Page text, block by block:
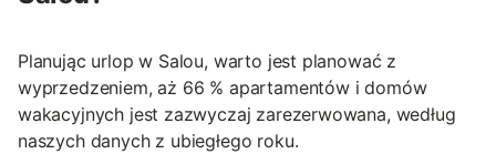
Planując urlop w Salou, warto jest planować z
wyprzedzeniem, aż 66 % apartamentów i domów
wakacyjnych jest zazwyczaj zarezerwowana, według
naszych danych z ubiegłego roku.